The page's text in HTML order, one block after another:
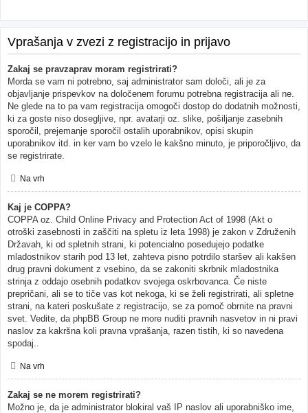
Vprašanja v zvezi z registracijo in prijavo
Zakaj se pravzaprav moram registrirati?
Morda se vam ni potrebno, saj administrator sam določi, ali je za
objavljanje prispevkov na določenem forumu potrebna registracija ali ne.
Ne glede na to pa vam registracija omogoči dostop do dodatnih možnosti,
ki za goste niso dosegljive, npr. avatarji oz. slike, pošiljanje zasebnih
sporočil, prejemanje sporočil ostalih uporabnikov, opisi skupin
uporabnikov itd. in ker vam bo vzelo le kakšno minuto, je priporočljivo, da
se registrirate.
Na vrh
Kaj je COPPA?
COPPA oz. Child Online Privacy and Protection Act of 1998 (Akt o
otroški zasebnosti in zaščiti na spletu iz leta 1998) je zakon v Združenih
Državah, ki od spletnih strani, ki potencialno posedujejo podatke
mladostnikov starih pod 13 let, zahteva pisno potrdilo staršev ali kakšen
drug pravni dokument z vsebino, da se zakoniti skrbnik mladostnika
strinja z oddajo osebnih podatkov svojega oskrbovanca. Če niste
prepričani, ali se to tiče vas kot nekoga, ki se želi registrirati, ali spletne
strani, na kateri poskušate z registracijo, se za pomoč obrnite na pravni
svet. Vedite, da phpBB Group ne more nuditi pravnih nasvetov in ni pravi
naslov za kakršna koli pravna vprašanja, razen tistih, ki so navedena
spodaj..
Na vrh
Zakaj se ne morem registrirati?
Možno je, da je administrator blokiral vaš IP naslov ali uporabniško ime,